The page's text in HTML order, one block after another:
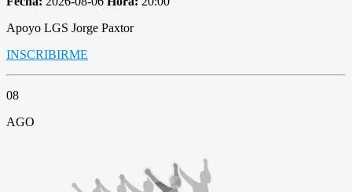
Apoyo LGS Jorge Paxtor
INSCRIBIRME
08
AGO